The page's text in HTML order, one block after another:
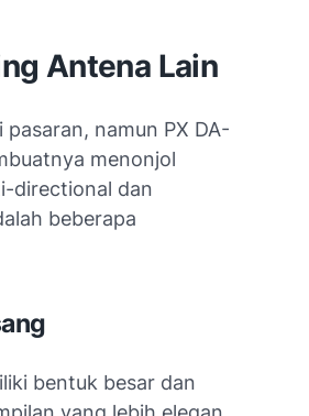
Antena Lain
namun PX DA-
menonjol
directional dan
beberapa
bentuk besar dan